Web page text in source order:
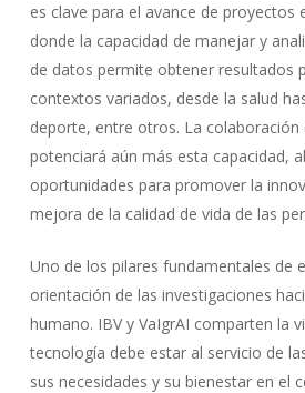
es clave para el avance de proyectos
donde la capacidad de manejar y
de datos permite obtener resultados
contextos variados, desde la salud
deporte, entre otros. La colaboración
potenciará aún más esta capacidad,
oportunidades para promover la
mejora de la calidad de vida de las
Uno de los pilares fundamentales de
orientación de las investigaciones
humano. IBV y VaIgrAI comparten la
tecnología debe estar al servicio de
sus necesidades y su bienestar en el